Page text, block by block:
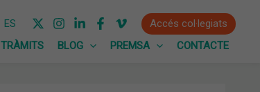
ES
Accés col·legiats
TRÀMITS BLOG PREMSA CONTACTE